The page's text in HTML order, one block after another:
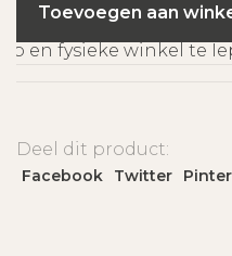
Toevoegen aan
en fysieke winkel te
Deel dit product:
Facebook Twitter